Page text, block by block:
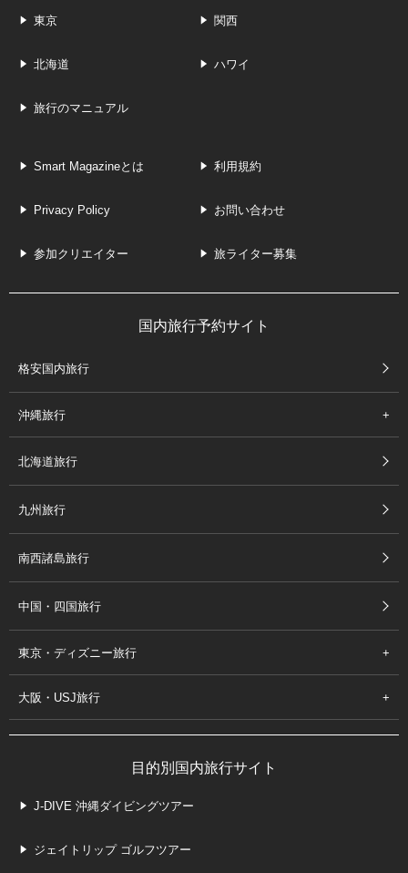
東京 関西
北海道 ハワイ
旅行のマニュアル
Smart Magazineとは 利用規約
Privacy Policy お問い合わせ
参加クリエイター 旅ライター募集
国内旅行予約サイト
格安国内旅行
沖縄旅行
北海道旅行
九州旅行
南西諸島旅行
中国・四国旅行
東京・ディズニー旅行
大阪・USJ旅行
目的別国内旅行サイト
J-DIVE 沖縄ダイビングツアー
ジェイトリップ ゴルフツアー